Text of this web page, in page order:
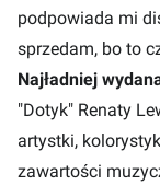
podpowiada mi
sprzedam, bo to
Najładniej
"Dotyk" Renaty
artystki,
zawartości